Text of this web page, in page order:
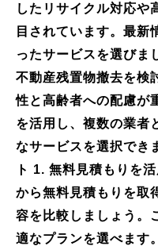
したリサイクル対応や
目されています。最新
ったサービスを選びま
不動産残置物撤去を検
性と高齢者への配慮が
を活用し、複数の業者
なサービスを選択でき
ト 1. 無料見積もりを
から無料見積もりを取
容を比較しましょう。
適なプランを選べます